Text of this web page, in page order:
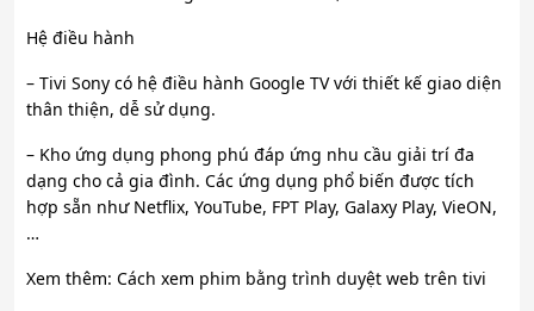
Hệ điều hành
– Tivi Sony có hệ điều hành Google TV với thiết kế giao diện
thân thiện, dễ sử dụng.
– Kho ứng dụng phong phú đáp ứng nhu cầu giải trí đa
dạng cho cả gia đình. Các ứng dụng phổ biến được tích
hợp sẵn như Netflix, YouTube, FPT Play, Galaxy Play, VieON,
…
Xem thêm: Cách xem phim bằng trình duyệt web trên tivi